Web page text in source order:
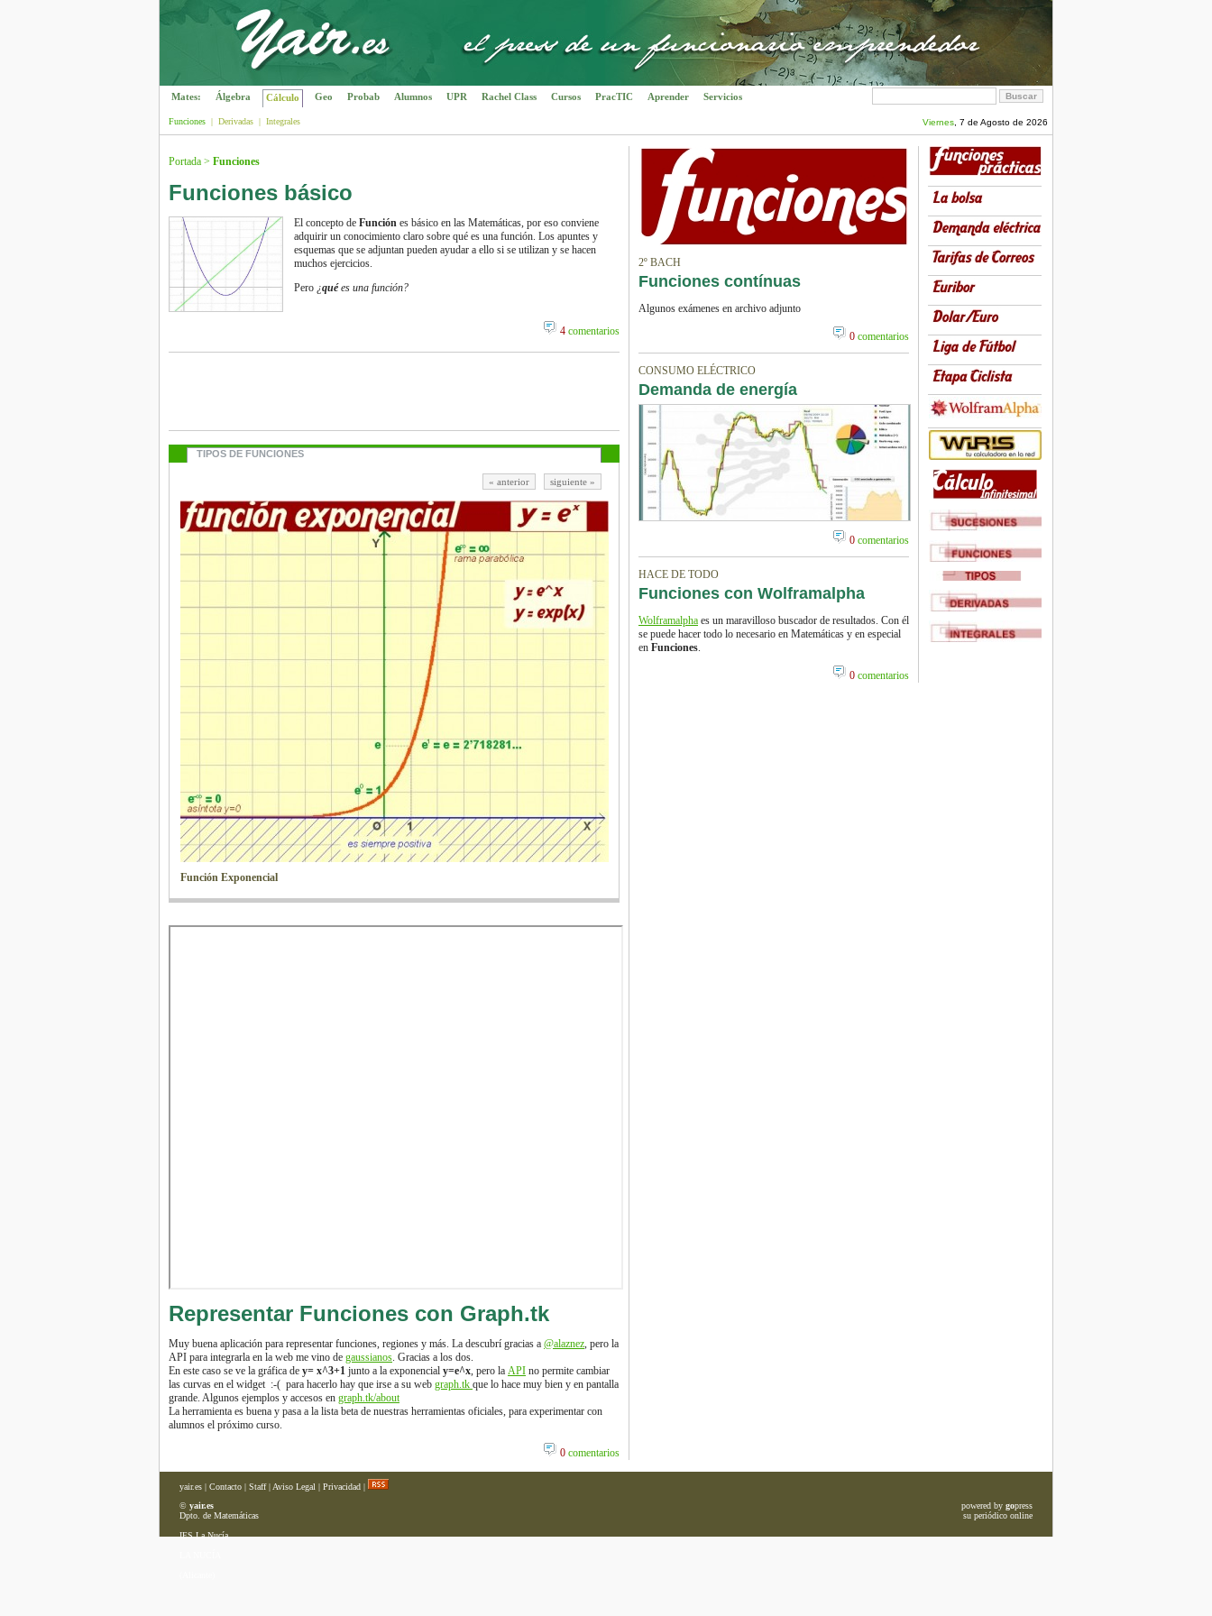
Mates: Álgebra Cálculo Geo Probab Alumnos UPR Rachel Class Cursos PracTIC Aprender Servicios
Funciones | Derivadas | Integrales Viernes , 7 de Agosto de 2026
Portada > Funciones
Funciones básico
El concepto de Función es básico en las Matemáticas, por eso conviene
adquirir un conocimiento claro sobre qué es una función. Los apuntes y
esquemas que se adjuntan pueden ayudar a ello si se utilizan y se hacen
muchos ejercicios.
Pero ¿quées una función?
4 comentarios
TIPOS DE FUNCIONES
« anterior siguiente »
Función Exponencial
Representar Funciones con Graph.tk
Muy buena aplicación para representar funciones, regiones y más. La descubrí gracias a @alaznez, pero la
API para integrarla en la web me vino de gaussianos. Gracias a los dos.
En este caso se ve la gráfica de y= x^3+1 junto a la exponencial y=e^x, pero la API no permite cambiar
las curvas en el widget :-( para hacerlo hay que irse a su web graph.tk que lo hace muy bien y en pantalla
grande. Algunos ejemplos y accesos en graph.tk/about
La herramienta es buena y pasa a la lista beta de nuestras herramientas oficiales, para experimentar con
alumnos el próximo curso.
0 comentarios
2º BACH
Funciones contínuas
Algunos exámenes en archivo adjunto
0 comentarios
CONSUMO ELÉCTRICO
Demanda de energía
0 comentarios
HACE DE TODO
Funciones con Wolframalpha
Wolframalpha es un maravilloso buscador de resultados. Con él
se puede hacer todo lo necesario en Matemáticas y en especial
en Funciones.
0 comentarios
yair.es | Contacto | Staff| Aviso Legal | Privacidad |
© yair.es
Dpto. de Matemáticas
IES La Nucía
powered by gopress
su periódico online